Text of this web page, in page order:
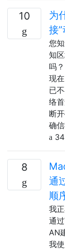
10
为
接”
您
知
吗
现
已
络
断
确
34
8
通
顺
我
通
AN
我